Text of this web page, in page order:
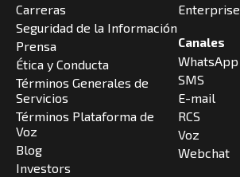
Carreras
Seguridad de la Información
Prensa
Ética y Conducta
Términos Generales de
Servicios
Términos Plataforma de
Voz
Blog
Investors
Enterprise
Canales
WhatsApp
SMS
E-mail
RCS
Voz
Webchat